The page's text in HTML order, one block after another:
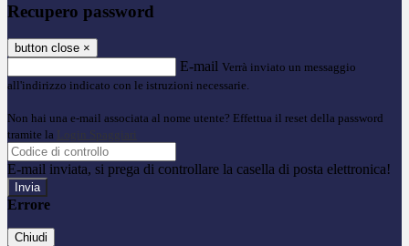
Recupero password
button close ×
E-mail Verrà inviato un messaggio
all'indirizzo indicato con le istruzioni necessarie.
Non hai una e-mail associata al nome utente? Effettua il reset della password
tramite la Login Spaggiari
E-mail inviata, si prega di controllare la casella di posta elettronica!
Errore
Chiudi